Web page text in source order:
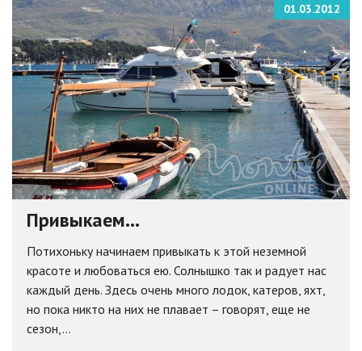
01.03.2012
Привыкаем…
Потихоньку начинаем привыкать к этой неземной
красоте и любоваться ею. Солнышко так и радует нас
каждый день. Здесь очень много лодок, катеров, яхт,
но пока никто на них не плавает – говорят, еще не
сезон,...